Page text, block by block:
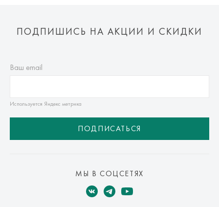
ПОДПИШИСЬ НА АКЦИИ И СКИДКИ
Ваш email
Используется Яндекс метрика
ПОДПИСАТЬСЯ
МЫ В СОЦСЕТЯХ